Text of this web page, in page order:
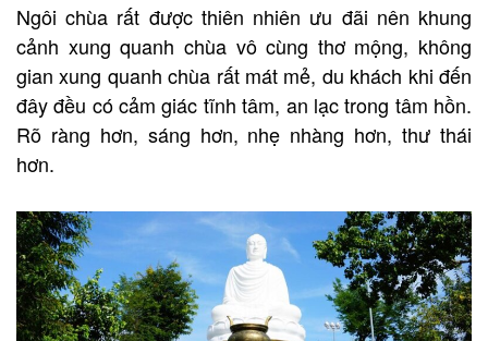
Ngôi chùa rất được thiên nhiên ưu đãi nên khung
cảnh xung quanh chùa vô cùng thơ mộng, không
gian xung quanh chùa rất mát mẻ, du khách khi đến
đây đều có cảm giác tĩnh tâm, an lạc trong tâm hồn.
Rõ ràng hơn, sáng hơn, nhẹ nhàng hơn, thư thái
hơn.